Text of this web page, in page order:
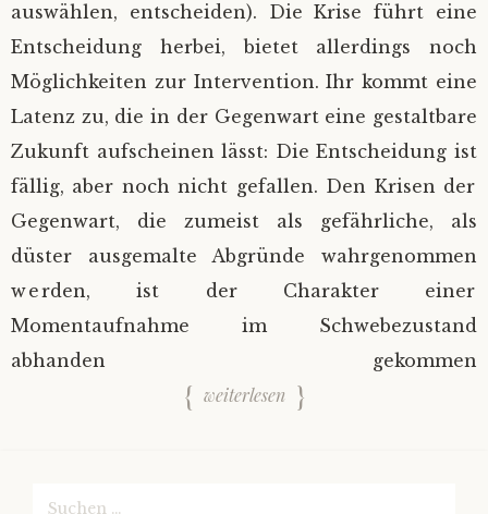
auswählen, entscheiden). Die Krise führt eine
Entscheidung herbei, bietet allerdings noch
Möglichkeiten zur Intervention. Ihr kommt eine
Latenz zu, die in der Gegenwart eine gestaltbare
Zukunft aufscheinen lässt: Die Entscheidung ist
fällig, aber noch nicht gefallen. Den Krisen der
Gegenwart, die zumeist als gefährliche, als
düster ausgemalte Abgründe wahrgenommen
werden, ist der Charakter einer
Momentaufnahme im Schwebezustand
abhanden gekommen
weiterlesen